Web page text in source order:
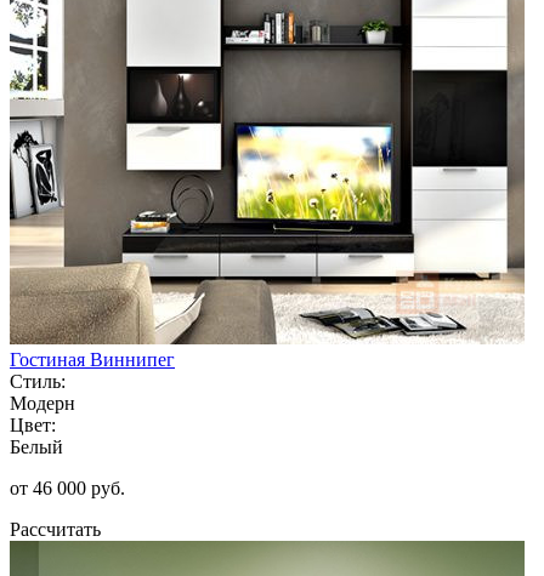
Гостиная Виннипег
Стиль:
Модерн
Цвет:
Белый
от 46 000 руб.
Рассчитать